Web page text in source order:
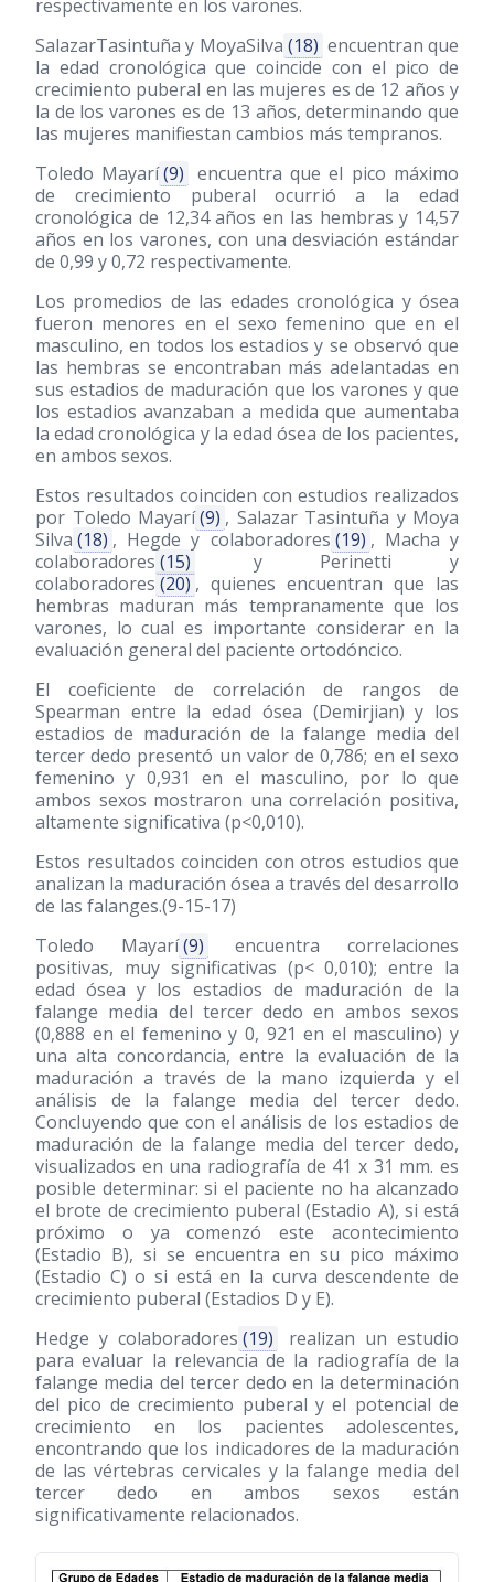
respectivamente en los varones.
SalazarTasintuña y MoyaSilva (18) encuentran que
la edad cronológica que coincide con el pico de
crecimiento puberal en las mujeres es de 12 años y
la de los varones es de 13 años, determinando que
las mujeres manifiestan cambios más tempranos.
Toledo Mayarí(9) encuentra que el pico máximo
de crecimiento puberal ocurrió a la edad
cronológica de 12,34 años en las hembras y 14,57
años en los varones, con una desviación estándar
de 0,99 y 0,72 respectivamente.
Los promedios de las edades cronológica y ósea
fueron menores en el sexo femenino que en el
masculino, en todos los estadios y se observó que
las hembras se encontraban más adelantadas en
sus estadios de maduración que los varones y que
los estadios avanzaban a medida que aumentaba
la edad cronológica y la edad ósea de los pacientes,
en ambos sexos.
Estos resultados coinciden con estudios realizados
por Toledo Mayarí(9) , Salazar Tasintuña y Moya
Silva (18) , Hegde y colaboradores (19) , Macha y
colaboradores (15)
y Perinetti y
colaboradores (20) , quienes encuentran que las
hembras maduran más tempranamente que los
varones, lo cual es importante considerar en la
evaluación general del paciente ortodóncico.
El coeficiente de correlación de rangos de
Spearman entre la edad ósea (Demirjian) y los
estadios de maduración de la falange media del
tercer dedo presentó un valor de 0,786; en el sexo
femenino y 0,931 en el masculino, por lo que
ambos sexos mostraron una correlación positiva,
altamente significativa (p<0,010).
Estos resultados coinciden con otros estudios que
analizan la maduración ósea a través del desarrollo
de las falanges.(9-15-17)
Toledo Mayarí(9)
encuentra correlaciones
positivas, muy significativas (p< 0,010); entre la
edad ósea y los estadios de maduración de la
falange media del tercer dedo en ambos sexos
(0,888 en el femenino y 0, 921 en el masculino) y
una alta concordancia, entre la evaluación de la
maduración a través de la mano izquierda y el
análisis de la falange media del tercer dedo.
Concluyendo que con el análisis de los estadios de
maduración de la falange media del tercer dedo,
visualizados en una radiografía de 41 x 31 mm. es
posible determinar: si el paciente no ha alcanzado
el brote de crecimiento puberal (Estadio A), si está
próximo o ya comenzó este acontecimiento
(Estadio B), si se encuentra en su pico máximo
(Estadio C) o si está en la curva descendente de
crecimiento puberal (Estadios D y E).
Hedge y colaboradores (19)
realizan un estudio
para evaluar la relevancia de la radiografía de la
falange media del tercer dedo en la determinación
del pico de crecimiento puberal y el potencial de
crecimiento en los pacientes adolescentes,
encontrando que los indicadores de la maduración
de las vértebras cervicales y la falange media del
tercer dedo en ambos sexos están
significativamente relacionados.